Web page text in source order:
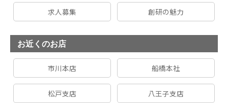
求人募集 創研の魅力
お近くのお店
市川本店 船橋本社
松戸支店 八王子支店